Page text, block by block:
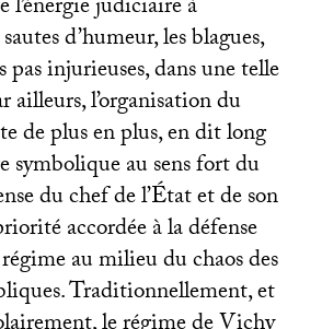
l’énergie judiciaire à
d’humeur, les blagues,
pas injurieuses, dans une telle
ailleurs, l’organisation du
de plus en plus, en dit long
symbolique au sens fort du
du chef de l’État et de son
accordée à la défense
au milieu du chaos des
Traditionnellement, et